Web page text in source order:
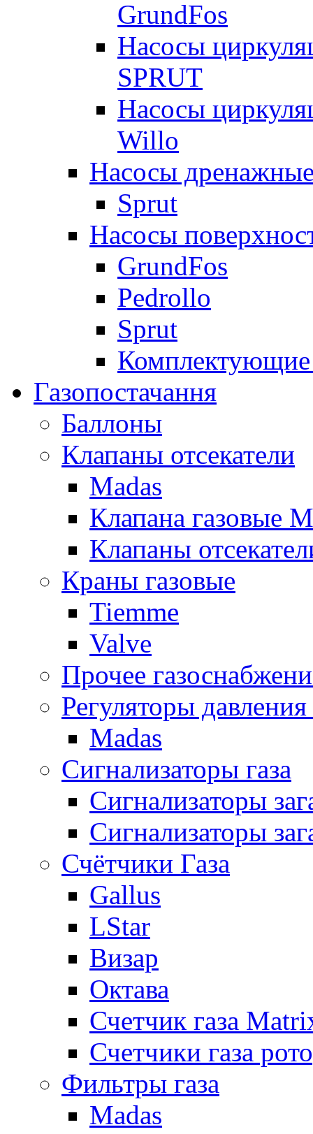
GrundFos
Насосы
SPRUT
Насосы
Willo
Насосы
Sprut
Насосы
GrundFos
Pedrollo
Sprut
Комплектующие
Газопостачання
Баллоны
Клапаны отсекатели
Madas
Клапана газовые
Клапаны
Краны газовые
Tiemme
Valve
Прочее
Регуляторы давления
Madas
Сигнализаторы газа
Сигнализаторы
Сигнализаторы
Счётчики Газа
Gallus
LStar
Визар
Октава
Счетчик газа
Счетчики газа
Фильтры газа
Madas